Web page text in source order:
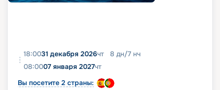
18:0031 декабря 2026чт 8 дн/7 нч
08:0007 января 2027чт
Вы посетите 2 страны: